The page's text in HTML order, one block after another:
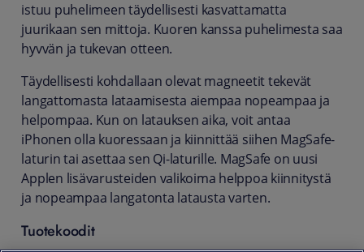
istuu puhelimeen täydellisesti kasvattamatta
juurikaan sen mittoja. Kuoren kanssa puhelimesta saa
hyvvän ja tukevan otteen.
Täydellisesti kohdallaan olevat magneetit tekevät
langattomasta lataamisesta aiempaa nopeampaa ja
helpompaa. Kun on latauksen aika, voit antaa
iPhonen olla kuoressaan ja kiinnittää siihen MagSafe-
laturin tai asettaa sen Qi-laturille. MagSafe on uusi
Applen lisävarusteiden valikoima helppoa kiinnitystä
ja nopeampaa langatonta latausta varten.
Tuotekoodit